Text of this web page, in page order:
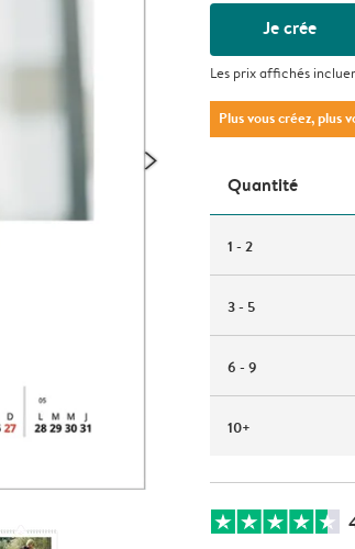
Je crée
Les prix affichés
Plus vous créez, plus
Quantité
1 - 2
3 - 5
6 - 9
10+